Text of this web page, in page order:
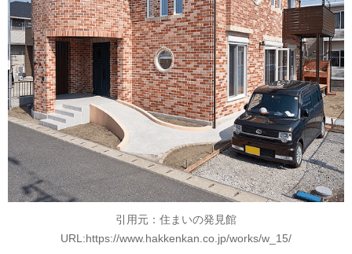
引用元：住まいの発見館
URL:https://www.hakkenkan.co.jp/works/w_15/